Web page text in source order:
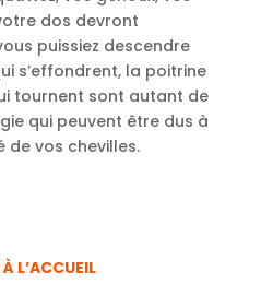
dos devront
puissiez descendre
s’effondrent, la poitrine
tournent sont autant de
qui peuvent être dus à
de vos chevilles.
L’ACCUEIL